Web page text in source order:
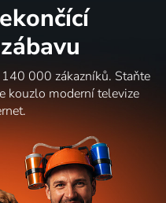
000 zákazníků. Staňte
kouzlo moderní televize